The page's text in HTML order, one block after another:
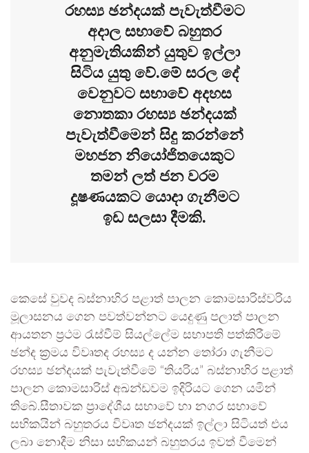
රහස්‍ය ඡන්දයක් පැවැත්වීමට
අදාල සභාවේ බහුතර
අනුමැතියකින් යුතුව ඉල්ලා
සිටිය යුතු වේ.මේ සරල දේ
වෙනුවට සභාවේ අදහස
නොතකා රහස්‍ය ඡන්දයක්
පැවැත්වීමෙන් සිදු කරන්නේ
මහජන නියෝජිතයෙකුට
තමන් ලත් ජන වරම
දූෂණයකට යොදා ගැනීමට
ඉඩ සලසා දීමකි.
කෙසේ වුවද බස්නාහිර පළාත් පාලන කොමසාරිස්වරිය
මූලාසනය ගෙන පවත්වන්නට යෙදුණු පලාත් පාලන
ආයතන ප්‍රථම රැස්වීම් සියල්ලේම සභාපති පත්කිරීමේ
ඡන්ද ක්‍රමය විවෘතද රහස්‍ය ද යන්න තෝරා ගැනීමට
රහස්‍ය ඡන්දයක් පැවැත්වීමේ “තියරිය” බස්නාහිර පළාත්
පාලන කොමසාරිස් අඛන්ඩවම ඉදිරියට ගෙන යමින්
තිබේ.සීතාවක ප්‍රාදේශීය සභාවේ හා නගර සභාවේ
සභිකයින් බහුතරය විවෘත ඡන්දයක් ඉල්ලා සිටියත් එය
ලබා නොදීම නිසා සභිකයන් බහුතරය ඉවත් වීමෙන්